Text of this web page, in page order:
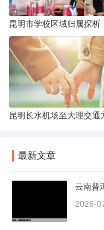
最新文章
云南普
2026-